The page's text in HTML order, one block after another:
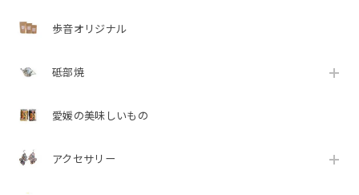
歩音オリジナル
砥部焼
愛媛の美味しいもの
アクセサリー